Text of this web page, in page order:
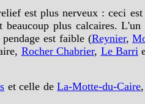
est plus nerveux : ceci
plus calcaires.
est faible (Reynier,
Rocher Chabrier, Le Barri
et celle deLa-Motte-du-Caire